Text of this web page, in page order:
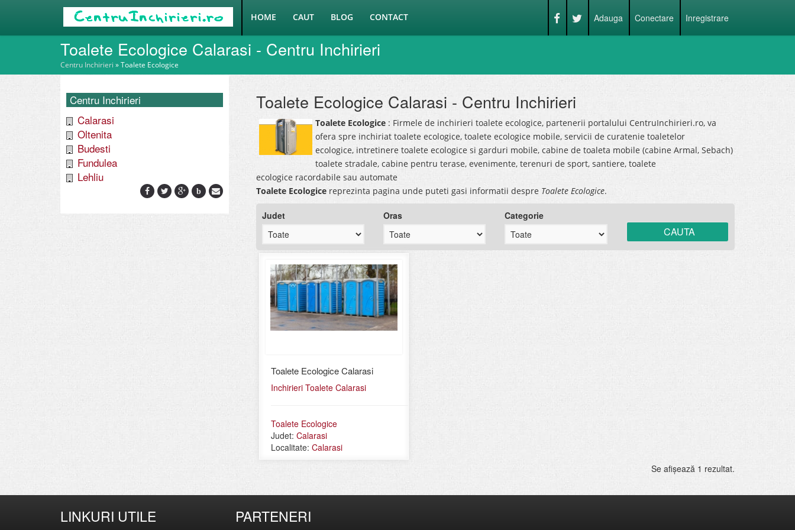
Adauga Conectare Inregistrare
HOME CAUT BLOG CONTACT
Toalete Ecologice Calarasi - Centru Inchirieri
Centru Inchirieri »Toalete Ecologice
Centru Inchirieri
Calarasi
Oltenita
Budesti
Fundulea
Lehliu
b
Toalete Ecologice Calarasi - Centru Inchirieri
Toalete Ecologice : Firmele de inchirieri toalete ecologice, partenerii portalului CentruInchirieri.ro, va
ofera spre inchiriat toalete ecologice, toalete ecologice mobile, servicii de curatenie toaletelor
ecologice, intretinere toalete ecologice si garduri mobile, cabine de toaleta mobile (cabine Armal, Sebach)
toalete stradale, cabine pentru terase, evenimente, terenuri de sport, santiere, toalete
ecologice racordabile sau automate
Toalete Ecologice reprezinta pagina unde puteti gasi informatii despre Toalete Ecologice.
Judet Oras Categorie
Toalete Ecologice Calarasi
Inchirieri Toalete Calarasi
Toalete Ecologice
Judet: Calarasi
Localitate: Calarasi
Se afişează 1 rezultat.
LINKURI UTILE PARTENERI